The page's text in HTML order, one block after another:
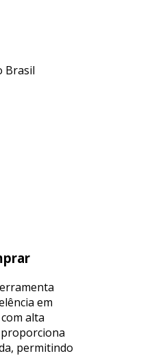
Brasil
em
alta
permitindo